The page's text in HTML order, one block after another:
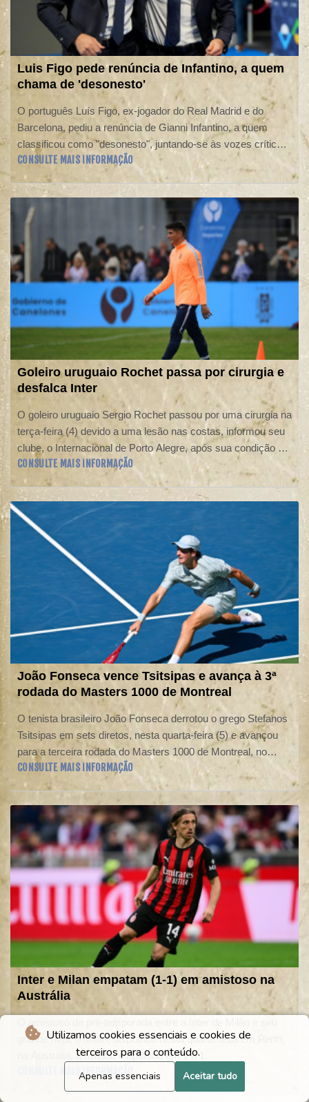
Utilizamos cookies essenciais e cookies de
terceiros para o conteúdo.
Apenas essenciais Aceitar tudo
Luis Figo pede renúncia de Infantino, a quem
chama de 'desonesto'
O português Luís Figo, ex-jogador do Real Madrid e do
Barcelona, pediu a renúncia de Gianni Infantino, a quem
classificou como "desonesto", juntando-se às vozes críticas
ao presidente da Fifa.
CONSULTE MAIS INFORMAÇÃO
Goleiro uruguaio Rochet passa por cirurgia e
desfalca Inter
O goleiro uruguaio Sergio Rochet passou por uma cirurgia na
terça-feira (4) devido a uma lesão nas costas, informou seu
clube, o Internacional de Porto Alegre, após sua condição de
reserva na seleção uruguaia durante a Copa do Mundo de
2026 ter sido muito questionada.
CONSULTE MAIS INFORMAÇÃO
João Fonseca vence Tsitsipas e avança à 3ª
rodada do Masters 1000 de Montreal
O tenista brasileiro João Fonseca derrotou o grego Stefanos
Tsitsipas em sets diretos, nesta quarta-feira (5) e avançou
para a terceira rodada do Masters 1000 de Montreal, no
Canadá.
CONSULTE MAIS INFORMAÇÃO
Inter e Milan empatam (1-1) em amistoso na
Austrália
O amistoso de pré-temporada entre a Inter de Milão e seu
grande rival, o Milan, disputado nesta quarta-feira em Perth,
na Austrália, terminou empatado em 1 a 1.
CONSULTE MAIS INFORMAÇÃO